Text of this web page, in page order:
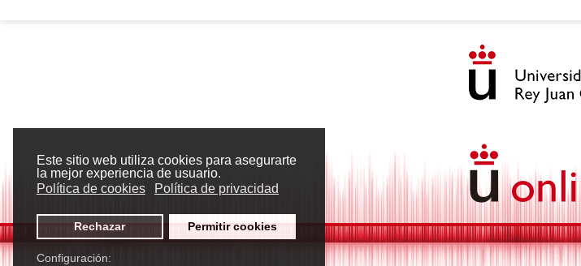
Este sitio web utiliza cookies para asegurarte
la mejor experiencia de usuario.
Política de cookies
Política de privacidad
Rechazar Permitir cookies
Configuración: